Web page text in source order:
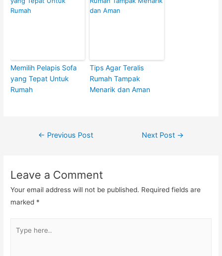
Memilih Pelapis Sofa
yang Tepat Untuk
Rumah
Tips Agar Teralis
Rumah Tampak
Menarik dan Aman
Post
← Previous Post Next Post →
Leave a Comment
Your email address will not be published. Required fields are
marked *
here..